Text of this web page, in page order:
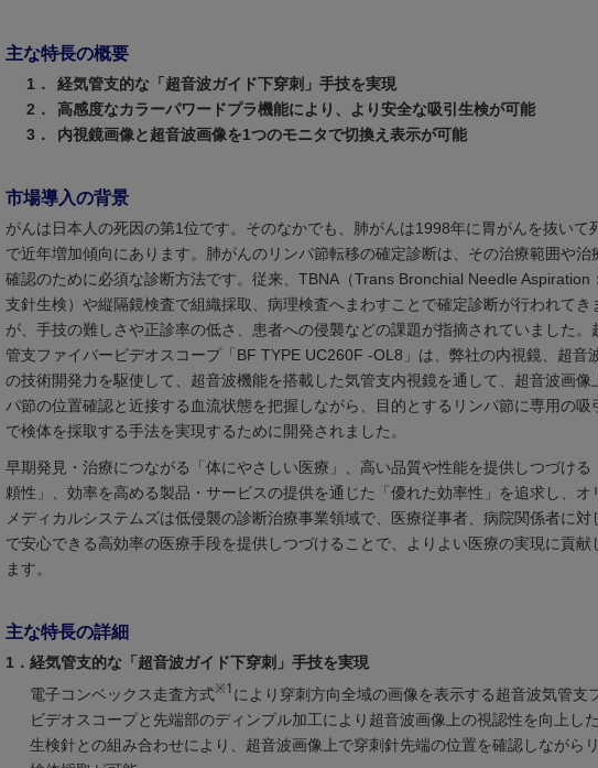
主な特長の概要
1．
経気管支的な「超音波ガイド下穿刺」手技を実現
2．
高感度なカラーパワードプラ機能により、より安全な吸引生検が可能
3．
内視鏡画像と超音波画像を1つのモニタで切換え表示が可能
市場導入の背景
がんは日本人の死因の第1位です。そのなかでも、肺がんは1998年に胃がんを抜いて
で近年増加傾向にあります。肺がんのリンパ節転移の確定診断は、その治療範囲や治
確認のために必須な診断方法です。従来、TBNA（Trans Bronchial Needle Aspiration
支針生検）や縦隔鏡検査で組織採取、病理検査へまわすことで確定診断が行われてき
が、手技の難しさや正診率の低さ、患者への侵襲などの課題が指摘されていました。
管支ファイバービデオスコープ「BF TYPE UC260F -OL8」は、弊社の内視鏡、超音
の技術開発力を駆使して、超音波機能を搭載した気管支内視鏡を通して、超音波画像
パ節の位置確認と近接する血流状態を把握しながら、目的とするリンパ節に専用の吸
で検体を採取する手法を実現するために開発されました。
早期発見・治療につながる「体にやさしい医療」、高い品質や性能を提供しつづける
頼性」、効率を高める製品・サービスの提供を通じた「優れた効率性」を追求し、オ
メディカルシステムズは低侵襲の診断治療事業領域で、医療従事者、病院関係者に対
で安心できる高効率の医療手段を提供しつづけることで、よりよい医療の実現に貢献
ます。
主な特長の詳細
1． 経気管支的な「超音波ガイド下穿刺」手技を実現
電子コンベックス走査方式※1により穿刺方向全域の画像を表示する超音波気管支
ビデオスコープと先端部のディンプル加工により超音波画像上の視認性を向上した
生検針との組み合わせにより、超音波画像上で穿刺針先端の位置を確認しながら